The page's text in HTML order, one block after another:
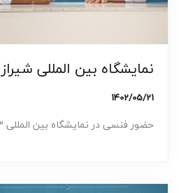
نمایشگاه بین المللی شیراز 2023
1402/05/21
حضور فنسی در نمایشگاه بین المللی 2023 شیراز